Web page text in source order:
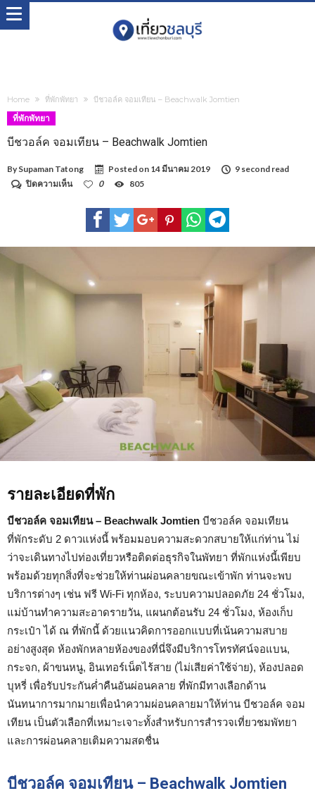
Home ที่พักพัทยา บีชวอล์ค จอมเทียน – Beachwalk Jomtien
ที่พักพัทยา
บีชวอล์ค จอมเทียน – Beachwalk Jomtien
By Supaman Tatong Posted on 14 มีนาคม 2019
9 second read
ปิดความเห็นบน
0 805
รายละเอียดที่พัก
บีชวอล์ค จอมเทียน – Beachwalk Jomtien บีชวอล์ค จอมเทียน
ที่พักระดับ 2 ดาวแห่งนี้ พร้อมมอบความสะดวกสบายให้แก่ท่าน ไม่
ว่าจะเดินทางไปท่องเที่ยวหรือติดต่อธุรกิจในพัทยา ที่พักแห่งนี้เพียบ
พร้อมด้วยทุกสิ่งที่จะช่วยให้ท่านผ่อนคลายขณะเข้าพัก ท่านจะพบ
บริการต่างๆ เช่น ฟรี Wi-Fi ทุกห้อง, ระบบความปลอดภัย 24 ชั่วโมง,
แม่บ้านทำความสะอาดรายวัน, แผนกต้อนรับ 24 ชั่วโมง, ห้องเก็บ
กระเป๋า ได้ ณ ที่พักนี้ ด้วยแนวคิดการออกแบบที่เน้นความสบาย
อย่างสูงสุด ห้องพักหลายห้องของที่นี่จึงมีบริการโทรทัศน์จอแบน,
กระจก, ผ้าขนหนู, อินเทอร์เน็ตไร้สาย (ไม่เสียค่าใช้จ่าย), ห้องปลอด
บุหรี่ เพื่อรับประกันค่ำคืนอันผ่อนคลาย ที่พักมีทางเลือกด้าน
นันทนาการมากมายเพื่อนำความผ่อนคลายมาให้ท่าน บีชวอล์ค จอม
เทียน เป็นตัวเลือกที่เหมาะเจาะทั้งสำหรับการสำรวจเที่ยวชมพัทยา
และการผ่อนคลายเติมความสดชื่น
บีชวอล์ค จอมเทียน – Beachwalk Jomtien